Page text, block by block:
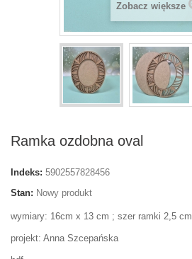
Zobacz większe
Ramka ozdobna oval
Indeks: 5902557828456
Stan: Nowy produkt
wymiary: 16cm x 13 cm ; szer ramki 2,5 cm
projekt: Anna Szcepańska